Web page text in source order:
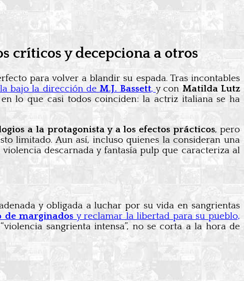
críticos y decepciona a otros
para volver a blandir su espada. Tras incontables
bajo la dirección deM.J. Bassett,y con Matilda Lutz
lo que casi todos coinciden: la actriz italiana se ha
a la protagonista y a los efectos prácticos, pero
limitado. Aun así, incluso quienes la consideran una
descarnada y fantasía pulp que caracteriza al
y obligada a luchar por su vida en sangrientas
marginados y reclamar la libertad para su pueblo,
sangrienta intensa”, no se corta a la hora de